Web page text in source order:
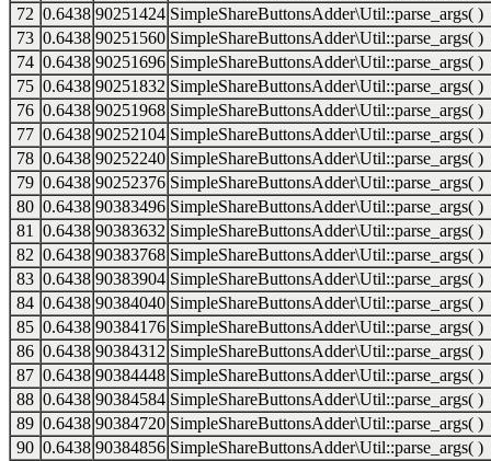
72 0.6438 90251424 SimpleShareButtonsAdder\Util::parse_args( )
73 0.6438 90251560 SimpleShareButtonsAdder\Util::parse_args( )
74 0.6438 90251696 SimpleShareButtonsAdder\Util::parse_args( )
75 0.6438 90251832 SimpleShareButtonsAdder\Util::parse_args( )
76 0.6438 90251968 SimpleShareButtonsAdder\Util::parse_args( )
77 0.6438 90252104 SimpleShareButtonsAdder\Util::parse_args( )
78 0.6438 90252240 SimpleShareButtonsAdder\Util::parse_args( )
79 0.6438 90252376 SimpleShareButtonsAdder\Util::parse_args( )
80 0.6438 90383496 SimpleShareButtonsAdder\Util::parse_args( )
81
0.6438 90383632 SimpleShareButtonsAdder\Util::parse_args( )
82 0.6438 90383768 SimpleShareButtonsAdder\Util::parse_args( )
83 0.6438 90383904 SimpleShareButtonsAdder\Util::parse_args( )
84 0.6438 90384040 SimpleShareButtonsAdder\Util::parse_args( )
85 0.6438 90384176 SimpleShareButtonsAdder\Util::parse_args( )
86 0.6438 90384312 SimpleShareButtonsAdder\Util::parse_args( )
87 0.6438 90384448 SimpleShareButtonsAdder\Util::parse_args( )
88 0.6438 90384584 SimpleShareButtonsAdder\Util::parse_args( )
89 0.6438 90384720 SimpleShareButtonsAdder\Util::parse_args( )
90 0.6438 90384856 SimpleShareButtonsAdder\Util::parse_args( )